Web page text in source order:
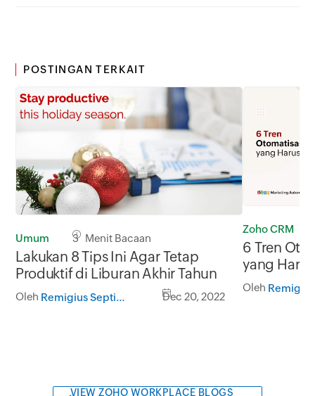
POSTINGAN TERKAIT
Umum 3 Menit Bacaan
Lakukan 8 Tips Ini Agar Tetap
Produktif di Liburan Akhir Tahun
Oleh Remigius Septian Hermawan Dec 20, 2022
Zoho CRM
6 Tren
yang
Oleh
VIEW ZOHO WORKPLACE BLOGS